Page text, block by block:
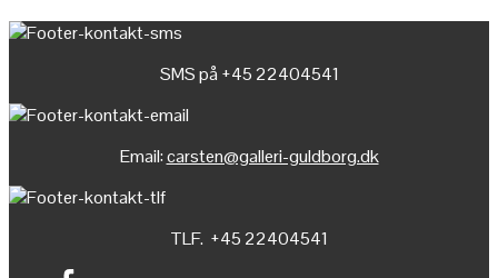
SMS på +45 22404541
Email:carsten@galleri-guldborg.dk
TLF. +45 22404541